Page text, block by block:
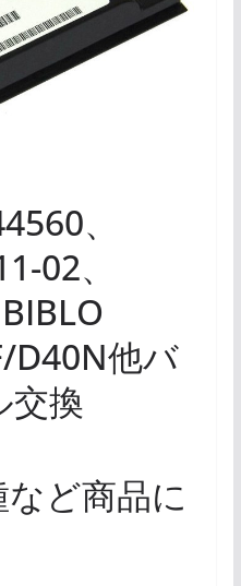
、
02、
D40N他バ
交換
ど商品に